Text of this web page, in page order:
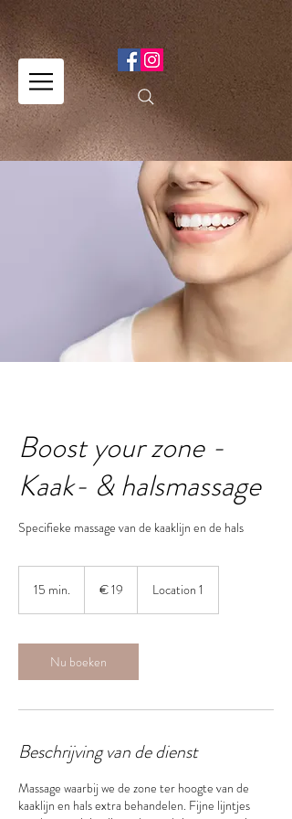
Boost your zone -
Kaak- & halsmassage
Specifieke massage van de kaaklijn en de hals
15 min.
i
n
.
€ 19 Location 1
Nu boeken
Beschrijving van de dienst
Massage waarbij we de zone ter hoogte van de
kaaklijn en hals extra behandelen. Fijne lijntjes